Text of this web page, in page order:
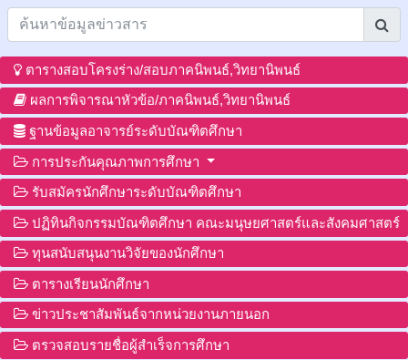
ตารางสอบโครงร่าง/สอบภาคนิพนธ์,วิทยานิพนธ์
ผลการพิจารณาหัวข้อ/ภาคนิพนธ์,วิทยานิพนธ์
ฐานข้อมูลอาจารย์ระดับบัณฑิตศึกษา
การประกันคุณภาพการศึกษา
รับสมัครนักศึกษาระดับบัณฑิตศึกษา
ปฏิทินกิจกรรมบัณฑิตศึกษา คณะมนุษยศาสตร์และสังคมศาสตร์
ทุนสนับสนุนงานวิจัยของนักศึกษา
ตารางเรียนนักศึกษา
ข่าวประชาสัมพันธ์จากหน่วยงานภายนอก
ตรวจสอบรายชื่อผู้สำเร็จการศึกษา